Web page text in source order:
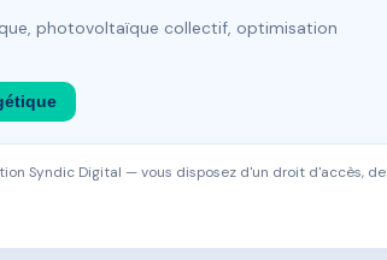
photovoltaïque collectif, optimisation
Syndic Digital — vous disposez d'un droit d'accès, de